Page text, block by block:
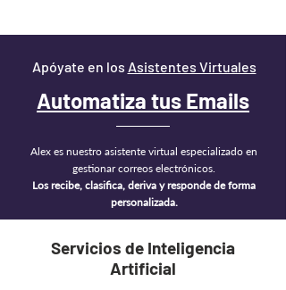
Apóyate en los Asistentes Virtuales
Automatiza tus Emails
Alex es nuestro asistente virtual especializado en
gestionar correos electrónicos.
Los recibe, clasifica, deriva y responde de forma
personalizada.
Servicios de Inteligencia
Artificial